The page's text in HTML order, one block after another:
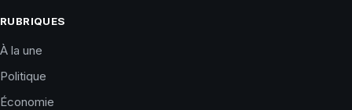
RUBRIQUES
À la une
Politique
Économie